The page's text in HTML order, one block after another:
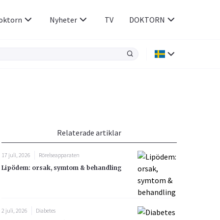
Rökavvänjning
Rörelseapparaten
Sex & Samliv
Sömn & Stress
Nyheter TV DOKTORN
Relaterade artiklar
17 juli, 2026
Rörelseapparaten
Lipödem: orsak, symtom & behandling
2 juli, 2026
Diabetes